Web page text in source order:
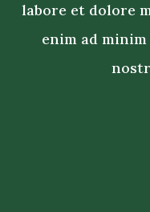
labore et dolore
enim ad minim